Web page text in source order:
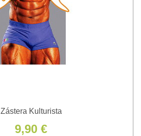
Zástera Kulturista
9,90 €